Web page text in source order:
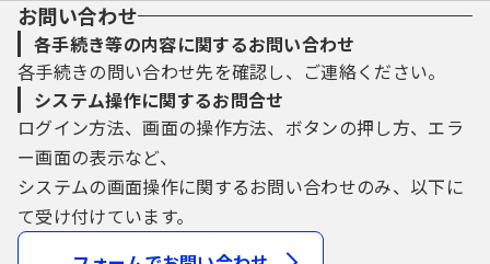
お問い合わせ
各手続き等の内容に関するお問い合わせ
各手続きの問い合わせ先を確認し、ご連絡ください。
システム操作に関するお問合せ
ログイン方法、画面の操作方法、ボタンの押し方、エラ
ー画面の表示など、
システムの画面操作に関するお問い合わせのみ、以下に
て受け付けています。